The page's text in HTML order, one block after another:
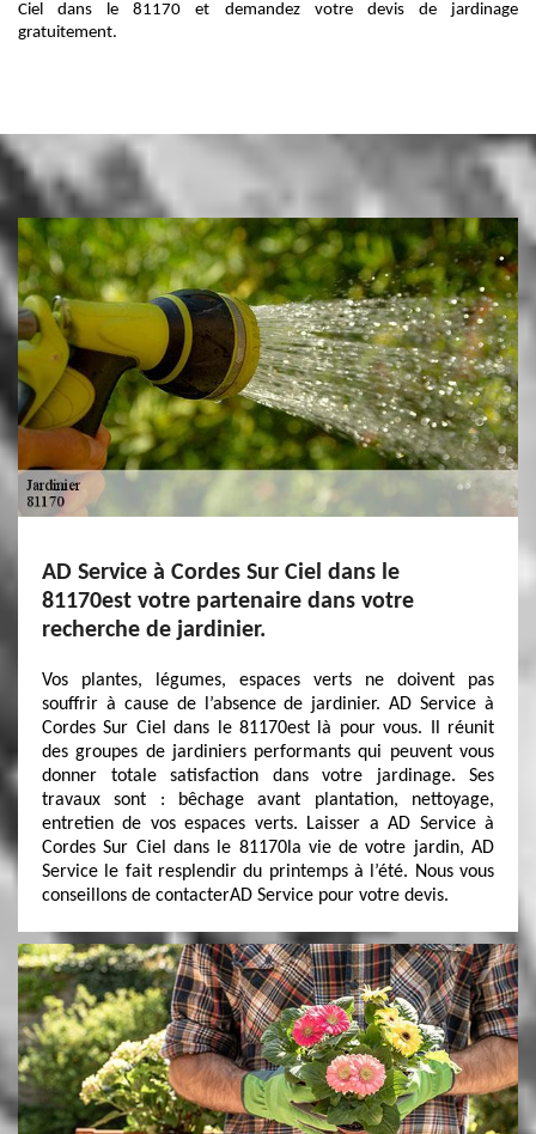
Ciel dans le 81170 et demandez votre devis de jardinage
gratuitement.
AD Service à Cordes Sur Ciel dans le
81170est votre partenaire dans votre
recherche de jardinier.
Vos plantes, légumes, espaces verts ne doivent pas
souffrir à cause de l’absence de jardinier. AD Service à
Cordes Sur Ciel dans le 81170est là pour vous. Il réunit
des groupes de jardiniers performants qui peuvent vous
donner totale satisfaction dans votre jardinage. Ses
travaux sont : bêchage avant plantation, nettoyage,
entretien de vos espaces verts. Laisser a AD Service à
Cordes Sur Ciel dans le 81170la vie de votre jardin, AD
Service le fait resplendir du printemps à l’été. Nous vous
conseillons de contacterAD Service pour votre devis.